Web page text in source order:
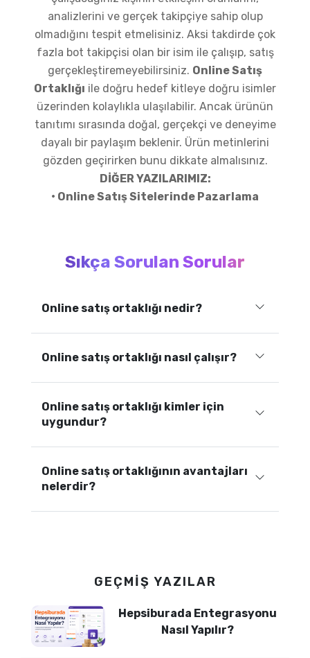
analizlerini ve gerçek takipçiye sahip olup
olmadığını tespit etmelisiniz. Aksi takdirde çok
fazla bot takipçisi olan bir isim ile çalışıp, satış
gerçekleştiremeyebilirsiniz. Online Satış
Ortaklığı ile doğru hedef kitleye doğru isimler
üzerinden kolaylıkla ulaşılabilir. Ancak ürünün
tanıtımı sırasında doğal, gerçekçi ve deneyime
dayalı bir paylaşım beklenir. Ürün metinlerini
gözden geçirirken bunu dikkate almalısınız.
DİĞER YAZILARIMIZ:
• Online Satış Sitelerinde Pazarlama
Sıkça Sorulan Sorular
Online satış ortaklığı nedir?
Online satış ortaklığı nasıl çalışır?
Online satış ortaklığı kimler için
uygundur?
Online satış ortaklığının avantajları
nelerdir?
GEÇMIŞ YAZILAR
Hepsiburada Entegrasyonu
Nasıl Yapılır?